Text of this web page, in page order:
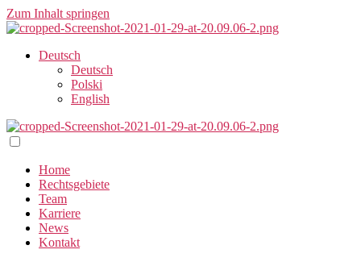
Zum Inhalt springen
Deutsch
Deutsch
Polski
English
Home
Rechtsgebiete
Team
Karriere
News
Kontakt